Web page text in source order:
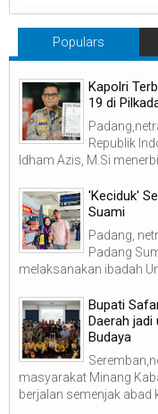
Populars
Kapolri
19 di
Republik
Idham Azis, M.Si
'Keciduk'
Suami
Padang,
Padang
melaksanakan ibadah
Bupati
Daerah
Budaya
masyarakat Minang
berjalan semenjak abad